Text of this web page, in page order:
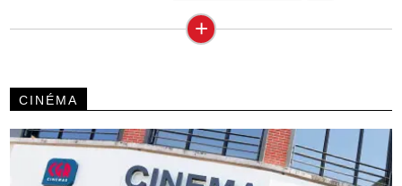
+
CINÉMA